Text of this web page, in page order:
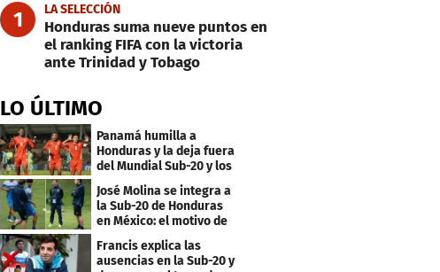
1 LA SELECCIÓN
Honduras suma nueve puntos en
el ranking FIFA con la victoria
ante Trinidad y Tobago
LO ÚLTIMO
Panamá humilla a
Honduras y la deja fuera
del Mundial Sub-20 y los
Juegos Olímpicos
José Molina se integra a
la Sub-20 de Honduras
en México: el motivo de
su viaje
Francis explica las
ausencias en la Sub-20 y